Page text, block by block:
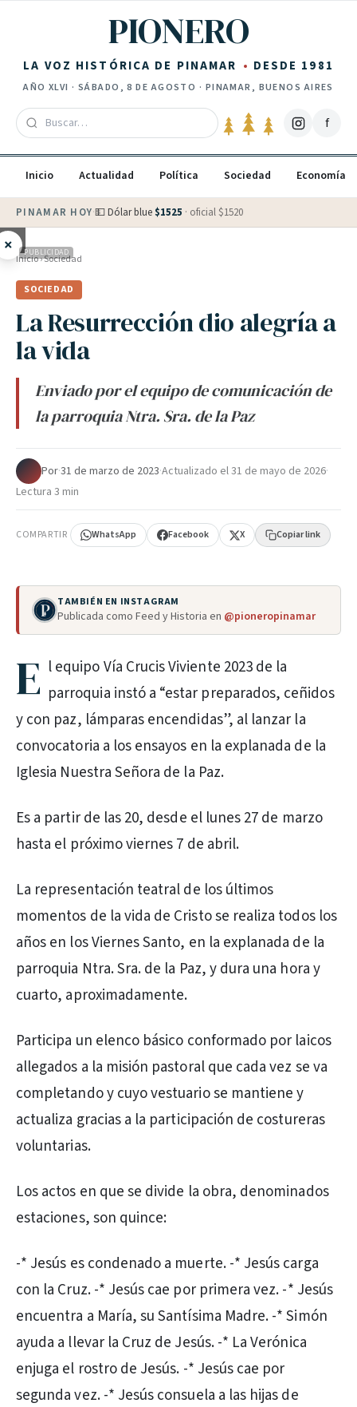
PIONERO
LA VOZ HISTÓRICA DE PINAMAR DESDE 1981
AÑO XLVI · SÁBADO, 8 DE AGOSTO · PINAMAR, BUENOS AIRES
f
Inicio Actualidad Política Sociedad Economía
PINAMAR HOY·💵 Dólar blue $1525 · oficial $1520
× PUBLICIDAD
Inicio›Sociedad
SOCIEDAD
La Resurrección dio alegría a
la vida
Enviado por el equipo de comunicación de
la parroquia Ntra. Sra. de la Paz
Por·31 de marzo de 2023·Actualizado el31 de mayo de 2026·
Lectura 3 min
COMPARTIR WhatsApp Facebook X Copiar link
TAMBIÉN EN INSTAGRAM
Publicada como Feed y Historia en @pioneropinamar
E l equipo Vía Crucis Viviente 2023 de la
parroquia instó a “estar preparados, ceñidos
y con paz, lámparas encendidas”, al lanzar la
convocatoria a los ensayos en la explanada de la
Iglesia Nuestra Señora de la Paz.
Es a partir de las 20, desde el lunes 27 de marzo
hasta el próximo viernes 7 de abril.
La representación teatral de los últimos
momentos de la vida de Cristo se realiza todos los
años en los Viernes Santo, en la explanada de la
parroquia Ntra. Sra. de la Paz, y dura una hora y
cuarto, aproximadamente.
Participa un elenco básico conformado por laicos
allegados a la misión pastoral que cada vez se va
completando y cuyo vestuario se mantiene y
actualiza gracias a la participación de costureras
voluntarias.
Los actos en que se divide la obra, denominados
estaciones, son quince:
-* Jesús es condenado a muerte. -* Jesús carga
con la Cruz. -* Jesús cae por primera vez. -* Jesús
encuentra a María, su Santísima Madre. -* Simón
ayuda a llevar la Cruz de Jesús. -* La Verónica
enjuga el rostro de Jesús. -* Jesús cae por
segunda vez. -* Jesús consuela a las hijas de